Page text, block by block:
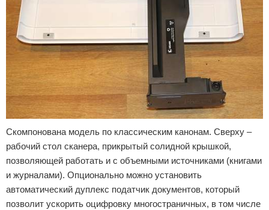
Скомпонована модель по классическим канонам. Сверху –
рабочий стол сканера, прикрытый солидной крышкой,
позволяющей работать и с объемными источниками (книгами
и журналами). Опционально можно установить
автоматический дуплекс податчик документов, который
позволит ускорить оцифровку многостраничных, в том числе